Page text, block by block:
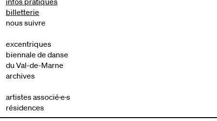
billetterie
nous suivre
excentriques
biennale de danse
du Val-de-Marne
archives
artistes associé·e·s
résidences